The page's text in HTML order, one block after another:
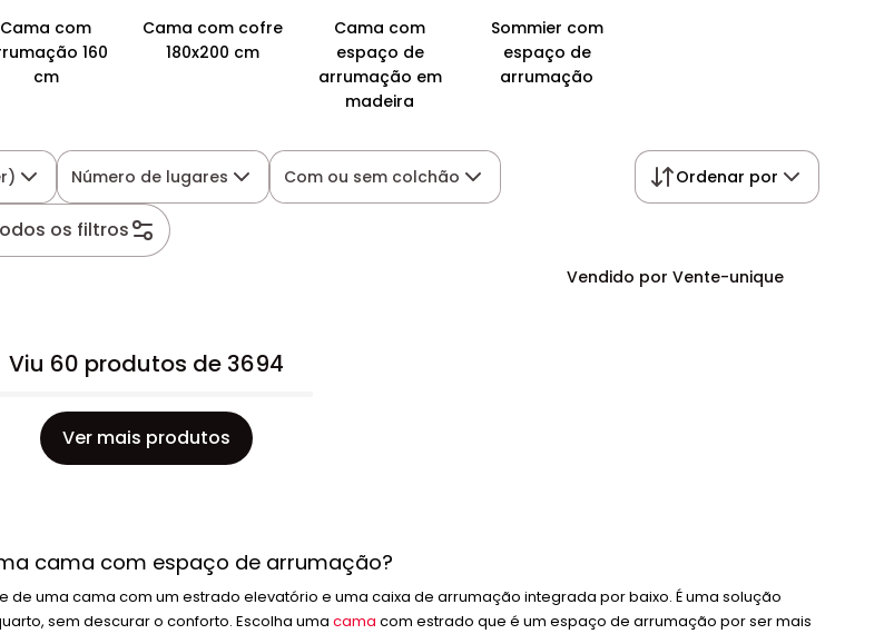
Cama com
160
cm
Cama com cofre
180x200 cm
Cama com
espaço de
arrumação em
madeira
Sommier com
espaço de
arrumação
Número de lugares Com ou sem colchão
os filtros
Ordenar por
Vendido por Vente-unique
Viu 60 produtos de 3694
Ver mais produtos
cama com espaço de arrumação?
uma cama com um estrado elevatório e uma caixa de arrumação integrada por baixo. É uma solução
sem descurar o conforto. Escolha umacama com estrado que é um espaço de arrumação por ser mais